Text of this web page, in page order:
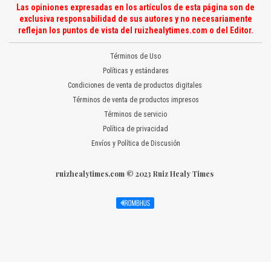
Las opiniones expresadas en los artículos de esta página son de
exclusiva responsabilidad de sus autores y no necesariamente
reflejan los puntos de vista del ruizhealytimes.com o del Editor.
Términos de Uso
Políticas y estándares
Condiciones de venta de productos digitales
Términos de venta de productos impresos
Términos de servicio
Política de privacidad
Envíos y Política de Discusión
ruizhealytimes.com © 2023 Ruiz Healy Times